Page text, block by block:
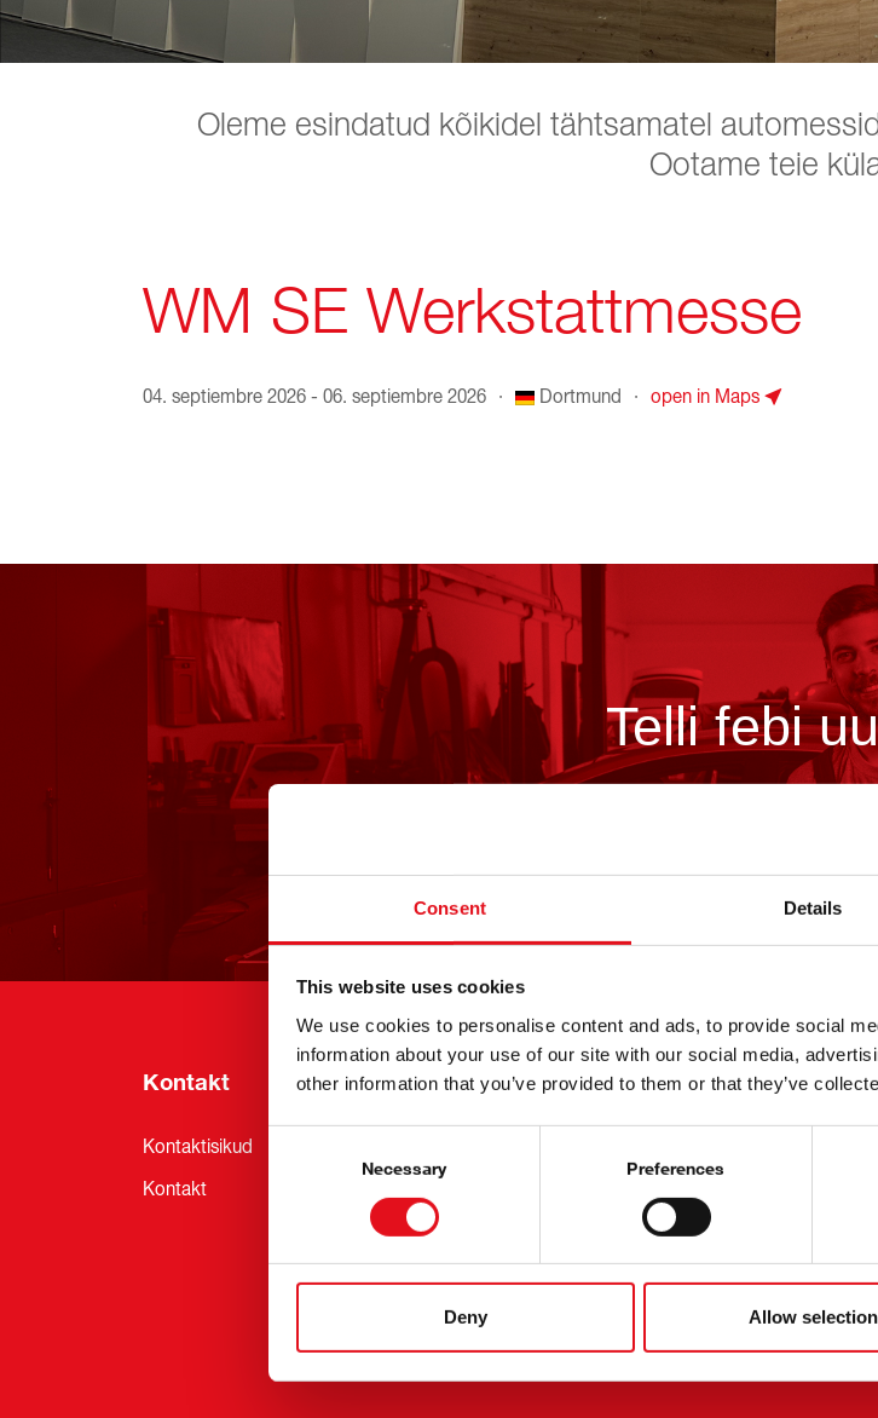
Consent Details
This website uses cookies
We use cookies to personalise content and ads, to provide social
information about your use of our site with our social media,
other information that you’ve provided to them or that they’ve
Necessary Preferences
Deny Allow selection
Oleme esindatud kõikidel tähtsamatel
Ootame teie
WM SE Werkstattmesse
04. septiembre 2026 - 06. septiembre 2026 · Dortmund · open in Maps
Telli febi
Kontakt
Kontaktisikud
Kontakt
Info
febi ProKit